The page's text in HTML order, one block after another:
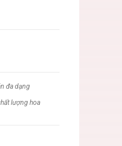
đa dạng
lượng hoa